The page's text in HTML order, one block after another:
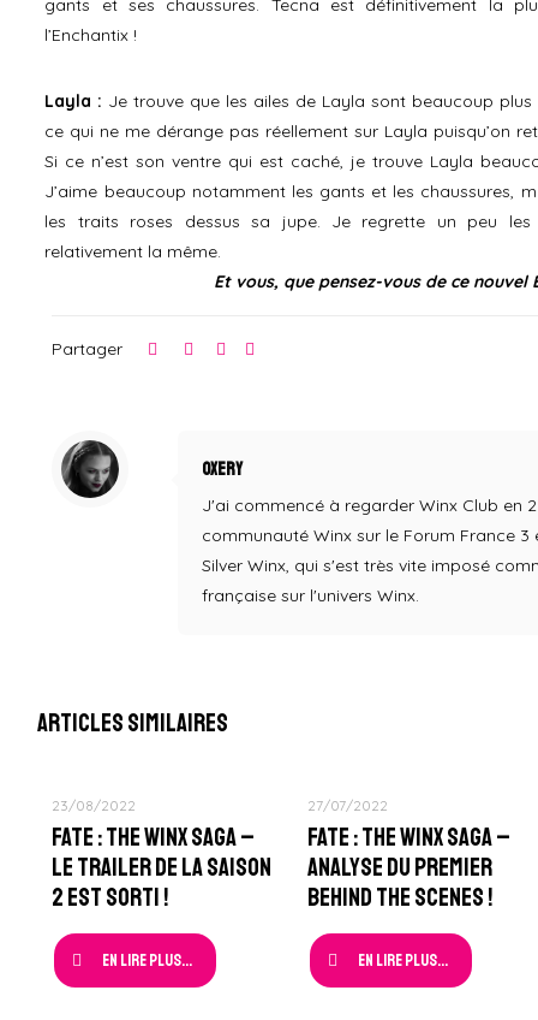
l’Enchantix !
Layla : Je trouve que les ailes de Layla sont beaucoup
ce qui ne me dérange pas réellement sur Layla puisqu’on
Si ce n’est son ventre qui est caché, je trouve Layla
J’aime beaucoup notamment les gants et les chaussures,
les traits roses dessus sa jupe. Je regrette un peu les
relativement la même.
Et vous, que pensez-vous de ce nouvel
Partager
Oxery
J'ai commencé à regarder Winx Club en
communauté Winx sur le Forum France 3
Silver Winx, qui s'est très vite imposé
française sur l'univers Winx.
Articles similaires
23/08/2022
Fate : The Winx Saga –
Le Trailer de la Saison
2 est sorti !
En lire plus...
27/07/2022
Fate : The Winx Saga –
Analyse du Premier
Behind The Scenes !
En lire plus...